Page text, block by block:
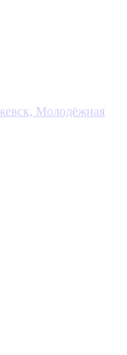
Молодёжная